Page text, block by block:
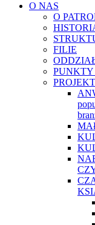
O NAS
O
FILIE